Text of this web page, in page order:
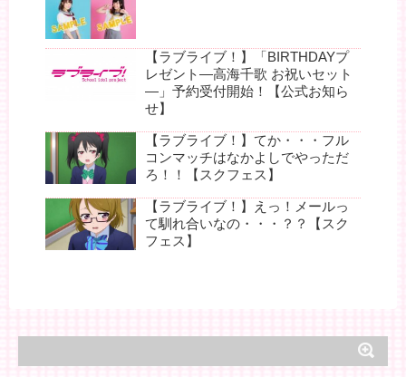
【ラブライブ！】「BIRTHDAYプ
レゼント―高海千歌 お祝いセット
―」予約受付開始！【公式お知ら
せ】
【ラブライブ！】てか・・・フル
コンマッチはなかよしでやっただ
ろ！！【スクフェス】
【ラブライブ！】えっ！メールっ
て馴れ合いなの・・・？？【スク
フェス】